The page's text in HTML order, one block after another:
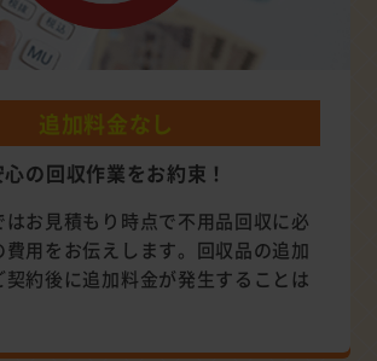
追加料金なし
心の回収作業をお約束！
はお見積もり時点で不用品回収に必
費用をお伝えします。回収品の追加
契約後に追加料金が発生することは